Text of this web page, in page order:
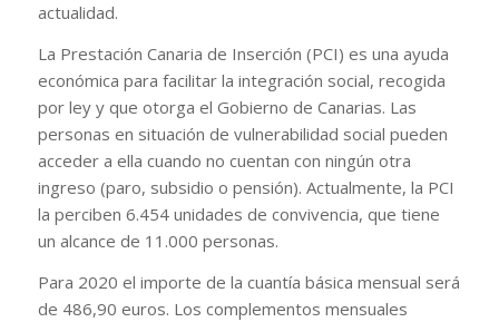
actualidad.
La Prestación Canaria de Inserción (PCI) es una ayuda
económica para facilitar la integración social, recogida
por ley y que otorga el Gobierno de Canarias. Las
personas en situación de vulnerabilidad social pueden
acceder a ella cuando no cuentan con ningún otra
ingreso (paro, subsidio o pensión). Actualmente, la PCI
la perciben 6.454 unidades de convivencia, que tiene
un alcance de 11.000 personas.
Para 2020 el importe de la cuantía básica mensual será
de 486,90 euros. Los complementos mensuales